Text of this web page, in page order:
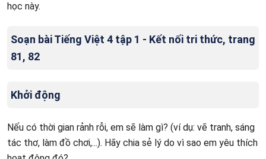
học này.
Soạn bài Tiếng Việt 4 tập 1 - Kết nối tri thức, trang
81, 82
Khởi động
Nếu có thời gian rảnh rỗi, em sẽ làm gì? (ví dụ: vẽ tranh, sáng
tác thơ, làm đồ chơi,...). Hãy chia sẻ lý do vì sao em yêu thích